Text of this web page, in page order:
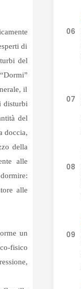
di
del
il
disturbi
del
doccia,
della
alle
alle
un
fisico